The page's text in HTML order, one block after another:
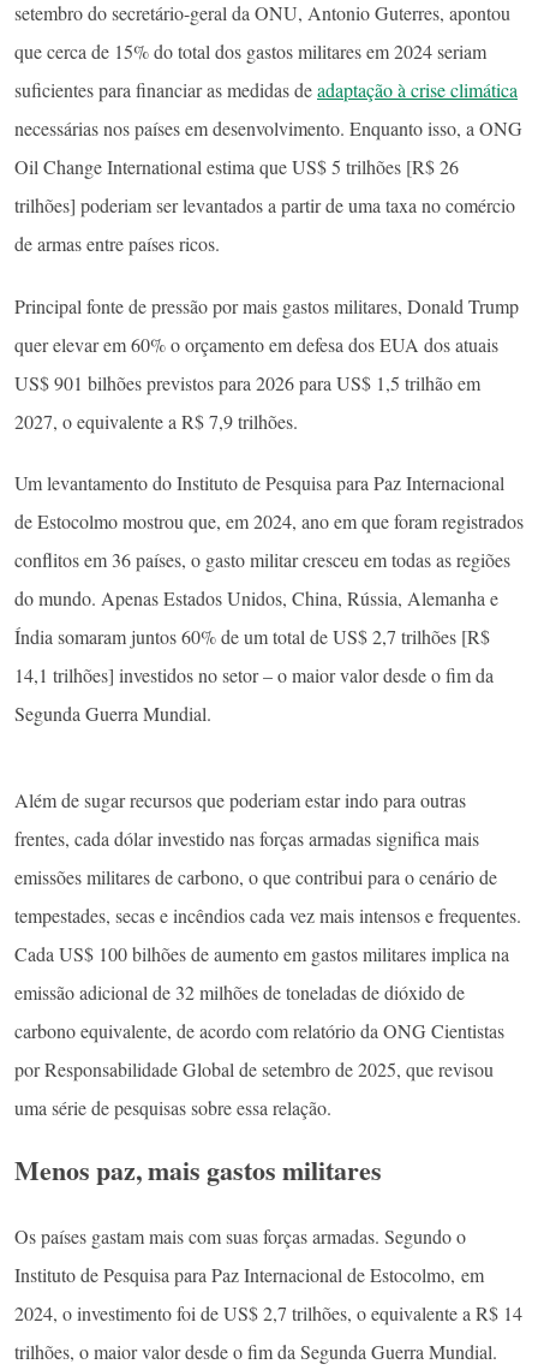
setembro do secretário-geral da ONU, Antonio Guterres, apontou
que cerca de 15% do total dos gastos militares em 2024 seriam
suficientes para financiar as medidas deadaptação à crise climática
necessárias nos países em desenvolvimento. Enquanto isso, a ONG
Oil Change International estima que US$ 5 trilhões [R$ 26
trilhões] poderiam ser levantados a partir de uma taxa no comércio
de armas entre países ricos.
Principal fonte de pressão por mais gastos militares, Donald Trump
quer elevar em 60% o orçamento em defesa dos EUA dos atuais
US$ 901 bilhões previstos para 2026 para US$ 1,5 trilhão em
2027, o equivalente a R$ 7,9 trilhões.
Um levantamento do Instituto de Pesquisa para Paz Internacional
de Estocolmo mostrou que, em 2024, ano em que foram registrados
conflitos em 36 países, o gasto militar cresceu em todas as regiões
do mundo. Apenas Estados Unidos, China, Rússia, Alemanha e
Índia somaram juntos 60% de um total de US$ 2,7 trilhões [R$
14,1 trilhões] investidos no setor – o maior valor desde o fim da
Segunda Guerra Mundial.
Além de sugar recursos que poderiam estar indo para outras
frentes, cada dólar investido nas forças armadas significa mais
emissões militares de carbono, o que contribui para o cenário de
tempestades, secas e incêndios cada vez mais intensos e frequentes.
Cada US$ 100 bilhões de aumento em gastos militares implica na
emissão adicional de 32 milhões de toneladas de dióxido de
carbono equivalente, de acordo com relatório da ONG Cientistas
por Responsabilidade Global de setembro de 2025, que revisou
uma série de pesquisas sobre essa relação.
Menos paz, mais gastos militares
Os países gastam mais com suas forças armadas. Segundo o
Instituto de Pesquisa para Paz Internacional de Estocolmo, em
2024, o investimento foi de US$ 2,7 trilhões, o equivalente a R$ 14
trilhões, o maior valor desde o fim da Segunda Guerra Mundial.